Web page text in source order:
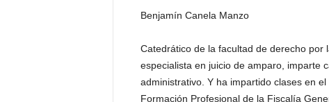
Benjamín Canela Manzo
Catedrático de la facultad de derecho por
especialista en juicio de amparo, imparte
administrativo. Y ha impartido clases en
Formación Profesional de la Fiscalía